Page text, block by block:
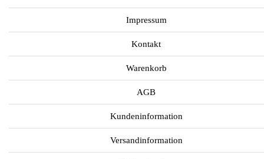
Impressum
Kontakt
Warenkorb
AGB
Kundeninformation
Versandinformation